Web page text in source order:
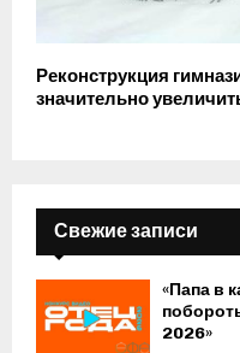
Реконструкция
значительно
Свежие записи
«Папа в
2026»